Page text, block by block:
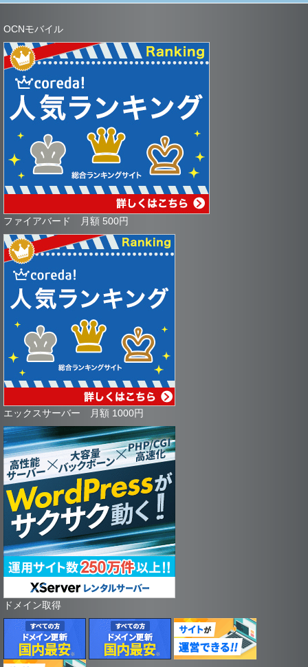
OCNモバイル
ファイアバード 月額 500円
エックスサーバー 月額 1000円
ドメイン取得